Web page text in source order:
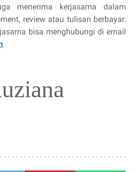
menerima kerjasama dalam
review atau tulisan berbayar.
bisa menghubungi di email